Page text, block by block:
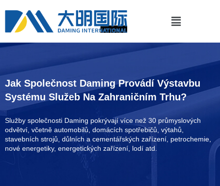
Jak Společnost Daming Provádí Výstavbu
Systému Služeb Na Zahraničním Trhu?
Služby společnosti Daming pokrývají více než 30 průmyslových
odvětví, včetně automobilů, domácích spotřebičů, výtahů,
stavebních strojů, důlních a cementářských zařízení, petrochemie,
nové energetiky, energetických zařízení, lodí atd.